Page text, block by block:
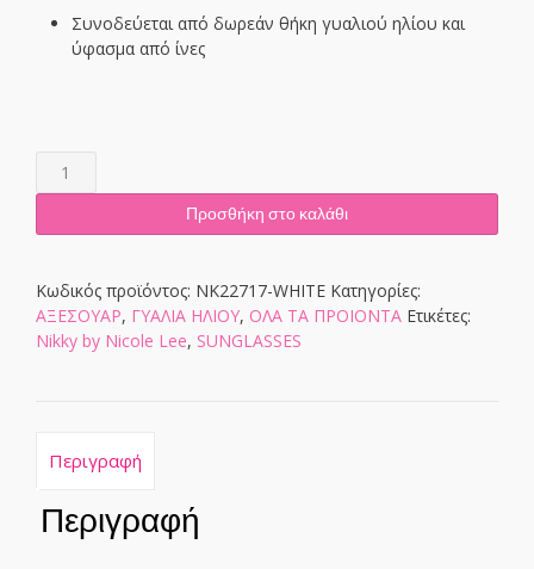
Συνοδεύεται από δωρεάν θήκη γυαλιού ηλίου και
ύφασμα από ίνες
NK22717-
WHITE
Προσθήκη στο καλάθι
Κωδικός προϊόντος: NK22717-WHITE Κατηγορίες:
ΑΞΕΣΟΥΑΡ, ΓΥΑΛΙΑ ΗΛΙΟΥ, ΟΛΑ ΤΑ ΠΡΟΙΟΝΤΑ Ετικέτες:
Nikky by Nicole Lee, SUNGLASSES
Περιγραφή
Περιγραφή